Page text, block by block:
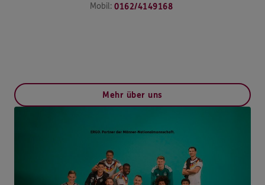
Mobil: 0162/4149168
Mehr über uns